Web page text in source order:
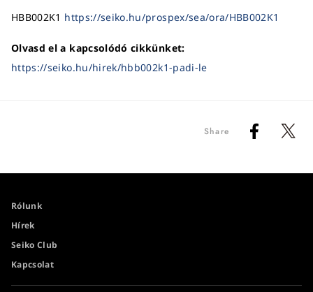
HBB002K1 https://seiko.hu/prospex/sea/ora/HBB002K1
Olvasd el a kapcsolódó cikkünket:
https://seiko.hu/hirek/hbb002k1-padi-le
Share
Rólunk
Hírek
Seiko Club
Kapcsolat